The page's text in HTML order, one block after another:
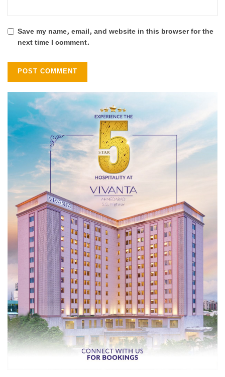
Save my name, email, and website in this browser for the
next time I comment.